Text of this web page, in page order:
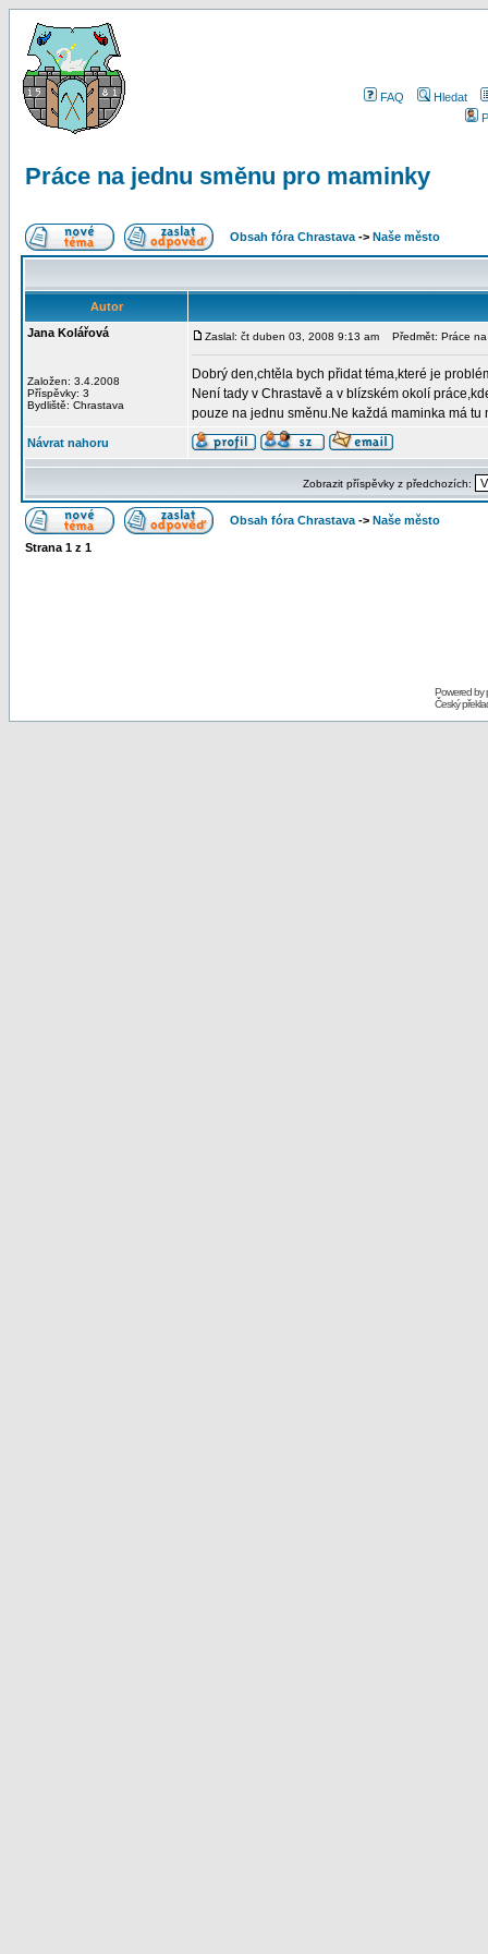
FAQ
Hledat
Práce na jednu směnu pro maminky
Obsah fóra Chrastava -> Naše město
Autor
Jana Kolářová
Založen: 3.4.2008
Příspěvky: 3
Bydliště: Chrastava
Zaslal: čt duben 03, 2008 9:13 am Předmět: Práce na
Dobrý den,chtěla bych přidat téma,které je
Není tady v Chrastavě a v blízském okolí
pouze na jednu směnu.Ne každá maminka má
Návrat nahoru
Zobrazit příspěvky z předchozích:
Obsah fóra Chrastava -> Naše město
Strana 1 z 1
Powered by
Český